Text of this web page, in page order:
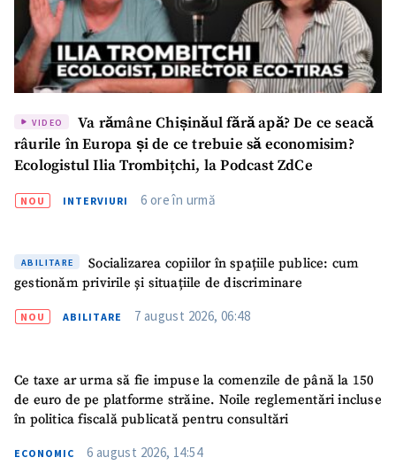
VIDEO
Va rămâne Chișinăul fără apă? De ce seacă
râurile în Europa și de ce trebuie să economisim?
Ecologistul Ilia Trombițchi, la Podcast ZdCe
NOU INTERVIURI 6 ore în urmă
ABILITARE
Socializarea copiilor în spațiile publice: cum
gestionăm privirile și situațiile de discriminare
NOU ABILITARE 7 august 2026, 06:48
Ce taxe ar urma să fie impuse la comenzile de până la 150
de euro de pe platforme străine. Noile reglementări incluse
în politica fiscală publicată pentru consultări
ECONOMIC 6 august 2026, 14:54
TRIMITE ȘTIREA